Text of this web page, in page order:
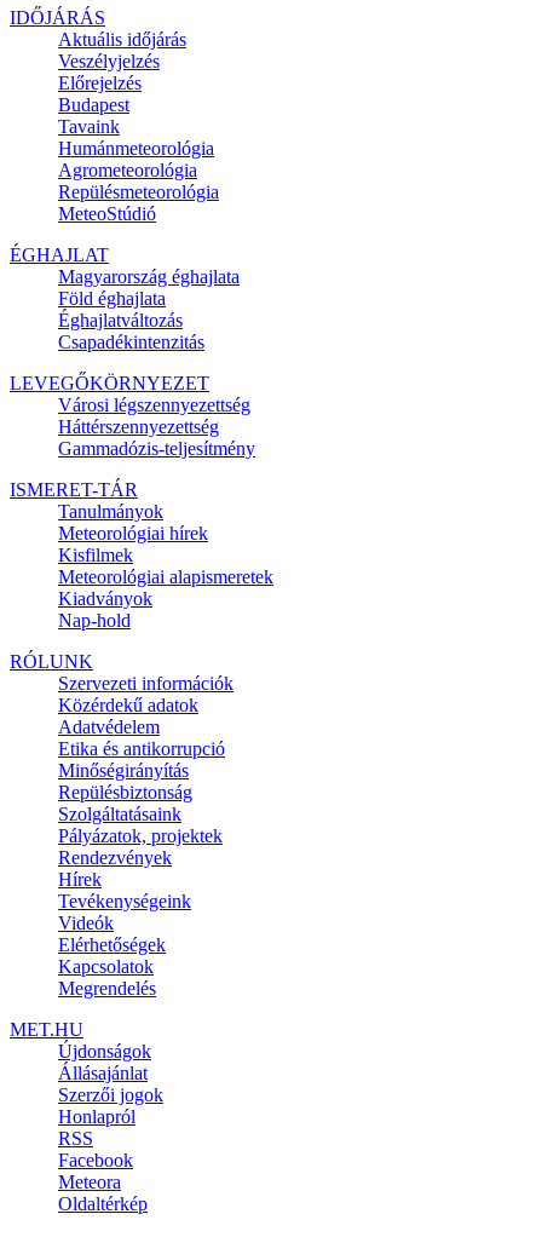
IDŐJÁRÁS
Aktuális időjárás
Veszélyjelzés
Előrejelzés
Budapest
Tavaink
Humánmeteorológia
Agrometeorológia
Repülésmeteorológia
MeteoStúdió
ÉGHAJLAT
Magyarország éghajlata
Föld éghajlata
Éghajlatváltozás
Csapadékintenzitás
LEVEGŐKÖRNYEZET
Városi légszennyezettség
Háttérszennyezettség
Gammadózis-teljesítmény
ISMERET-TÁR
Tanulmányok
Meteorológiai hírek
Kisfilmek
Meteorológiai alapismeretek
Kiadványok
Nap-hold
RÓLUNK
Szervezeti információk
Közérdekű adatok
Adatvédelem
Etika és antikorrupció
Minőségirányítás
Repülésbiztonság
Szolgáltatásaink
Pályázatok, projektek
Rendezvények
Hírek
Tevékenységeink
Videók
Elérhetőségek
Kapcsolatok
Megrendelés
MET.HU
Újdonságok
Állásajánlat
Szerzői jogok
Honlapról
RSS
Facebook
Meteora
Oldaltérkép